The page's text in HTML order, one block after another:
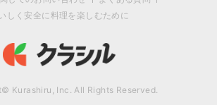
しく安全に料理を楽しむために
Kurashiru, Inc. All Rights Reserved.